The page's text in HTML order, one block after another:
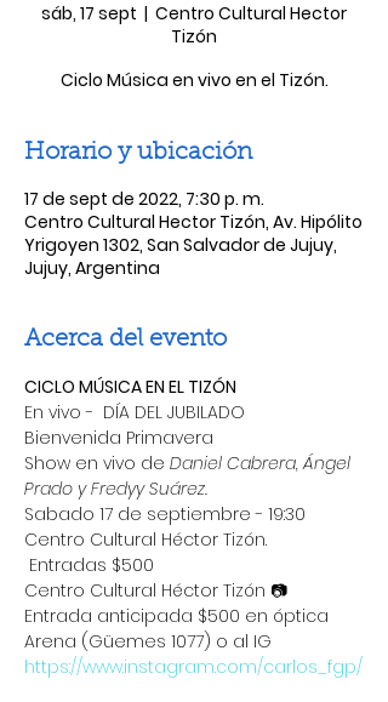
sáb, 17 sept
  |
Centro Cultural Hector
Tizón
Ciclo Música en vivo en el Tizón.
Horario y ubicación
17 de sept de 2022, 7:30 p. m.
Centro Cultural Hector Tizón, Av. Hipólito
Yrigoyen 1302, San Salvador de Jujuy,
Jujuy, Argentina
Acerca del evento
CICLO MÚSICA EN EL TIZÓN
En vivo -  DÍA DEL JUBILADO
Bienvenida Primavera
Show en vivo de Daniel Cabrera, Ángel
Prado y Fredyy Suárez.
Sabado 17 de septiembre - 19:30
Centro Cultural Héctor Tizón.
Entradas $500
Centro Cultural Héctor Tizón 📷
Entrada anticipada $500 en óptica
Arena (Güemes 1077) o al IG
https://www.instagram.com/carlos_fgp/